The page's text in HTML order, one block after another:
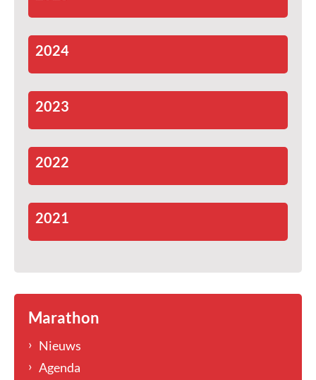
2024
2023
2022
2021
Marathon
Nieuws
Agenda